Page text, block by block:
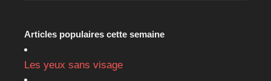
Articles populaires cette semaine
Les yeux sans visage